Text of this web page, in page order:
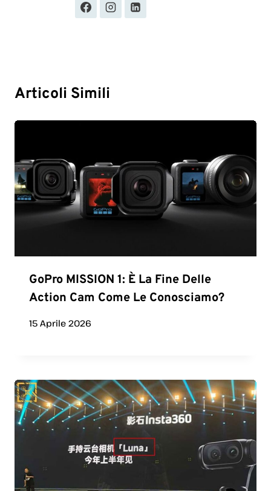
Articoli Simili
GoPro MISSION 1: È La Fine Delle
Action Cam Come Le Conosciamo?
15 Aprile 2026